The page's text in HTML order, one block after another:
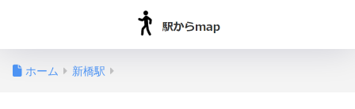
ホーム 新橋駅